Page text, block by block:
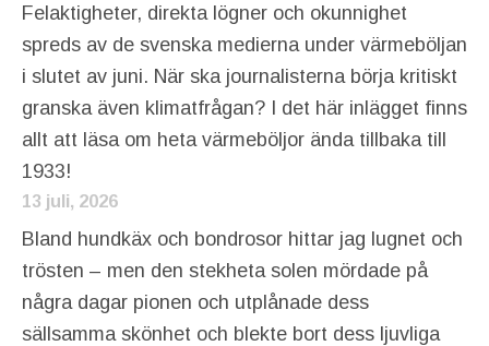
Felaktigheter, direkta lögner och okunnighet
spreds av de svenska medierna under värmeböljan
i slutet av juni. När ska journalisterna börja kritiskt
granska även klimatfrågan? I det här inlägget finns
allt att läsa om heta värmeböljor ända tillbaka till
1933!
13 juli, 2026
Bland hundkäx och bondrosor hittar jag lugnet och
trösten – men den stekheta solen mördade på
några dagar pionen och utplånade dess
sällsamma skönhet och blekte bort dess ljuvliga